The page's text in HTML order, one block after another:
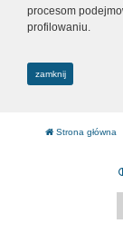
procesom
profilowaniu.
zamknij
Strona główna